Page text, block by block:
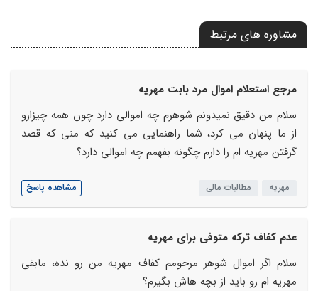
مشاوره های مرتبط
مرجع استعلام اموال مرد بابت مهریه
سلام من دقیق نمیدونم شوهرم چه اموالی دارد چون همه چیزارو
از ما پنهان می کرد، شما راهنمایی می کنید که منی که قصد
گرفتن مهریه ام را دارم چگونه بفهمم چه اموالی دارد؟
مهریه مطالبات مالی مشاهده پاسخ
عدم کفاف ترکه متوفی برای مهریه
سلام اگر اموال شوهر مرحومم کفاف مهریه من رو نده، مابقی
مهریه ام رو باید از بچه هاش بگیرم؟